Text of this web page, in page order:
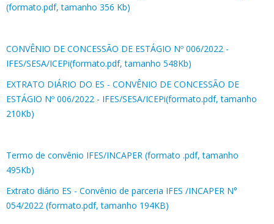
(formato.pdf, tamanho 356 Kb)
CONVÊNIO DE CONCESSÃO DE ESTÁGIO Nº 006/2022 -
IFES/SESA/ICEPi(formato.pdf, tamanho 548Kb)
EXTRATO DIÁRIO DO ES - CONVÊNIO DE CONCESSÃO DE
ESTÁGIO Nº 006/2022 - IFES/SESA/ICEPi(formato.pdf, tamanho
210Kb)
Termo de convênio IFES/INCAPER (formato .pdf, tamanho
495Kb)
Extrato diário ES - Convênio de parceria IFES /INCAPER N°
054/2022 (formato.pdf, tamanho 194KB)